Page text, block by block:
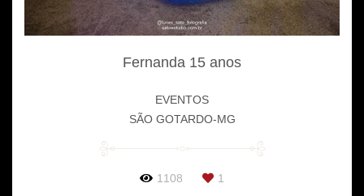
Fernanda 15 anos
EVENTOS
SÃO GOTARDO-MG
1108 1